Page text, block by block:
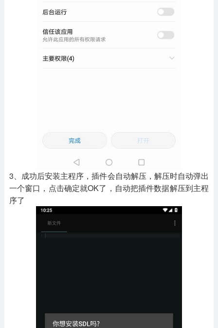
3、成功后安装主程序，插件会自动解压，解压时自动弹出
一个窗口，点击确定就OK了，自动把插件数据解压到主程
序了